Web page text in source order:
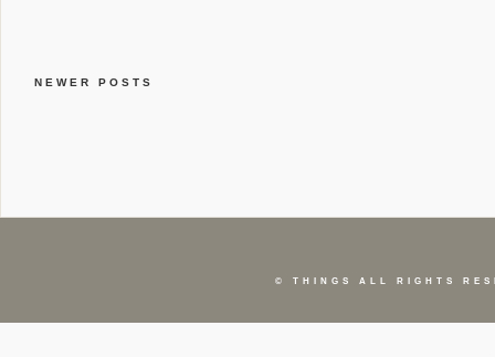
NEWER POSTS
© THINGS ALL RIGHTS